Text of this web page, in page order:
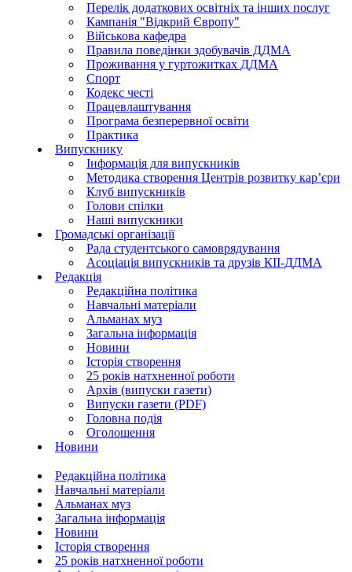
Перелік додаткових освітніх та інших послуг
Кампанія "Відкрий Європу"
Військова кафедра
Правила поведінки здобувачів ДДМА
Проживання у гуртожитках ДДМА
Спорт
Кодекс честі
Працевлаштування
Програма безперервної освіти
Практика
Випускнику
Інформація для випускників
Методика створення Центрів розвитку кар’єри
Клуб випускників
Голови спілки
Наші випускники
Громадські організації
Рада студентського самоврядування
Асоціація випускників та друзів КІІ-ДДМА
Редакція
Редакційна політика
Навчальні матеріали
Альманах муз
Загальна інформація
Новини
Історія створення
25 років натхненної роботи
Архів (випуски газети)
Випуски газети (PDF)
Головна подія
Оголошення
Новини
Редакційна політика
Навчальні матеріали
Альманах муз
Загальна інформація
Новини
Історія створення
25 років натхненної роботи